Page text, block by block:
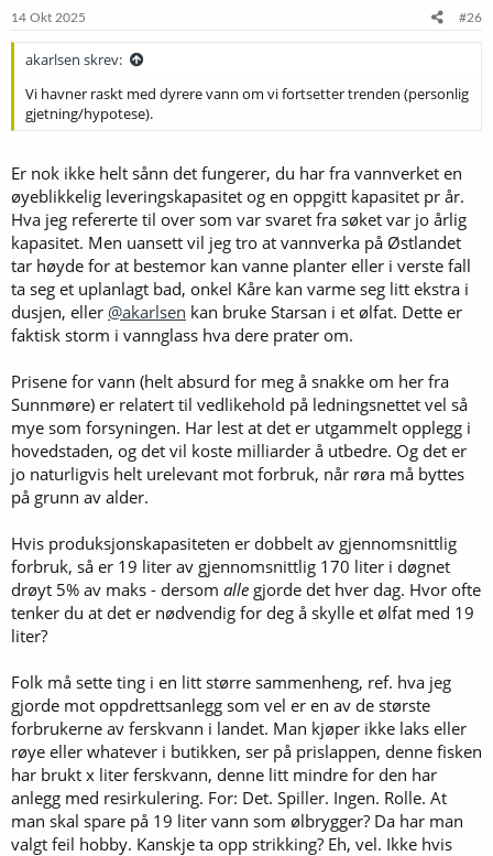
e
14 Okt 2025 #26
akarlsen skrev:
Vi havner raskt med dyrere vann om vi fortsetter trenden (personlig
gjetning/hypotese).
Er nok ikke helt sånn det fungerer, du har fra vannverket en
øyeblikkelig leveringskapasitet og en oppgitt kapasitet pr år.
Hva jeg refererte til over som var svaret fra søket var jo årlig
kapasitet. Men uansett vil jeg tro at vannverka på Østlandet
tar høyde for at bestemor kan vanne planter eller i verste fall
ta seg et uplanlagt bad, onkel Kåre kan varme seg litt ekstra i
dusjen, eller @akarlsen kan bruke Starsan i et ølfat. Dette er
faktisk storm i vannglass hva dere prater om.
Prisene for vann (helt absurd for meg å snakke om her fra
Sunnmøre) er relatert til vedlikehold på ledningsnettet vel så
mye som forsyningen. Har lest at det er utgammelt opplegg i
hovedstaden, og det vil koste milliarder å utbedre. Og det er
jo naturligvis helt urelevant mot forbruk, når røra må byttes
på grunn av alder.
Hvis produksjonskapasiteten er dobbelt av gjennomsnittlig
forbruk, så er 19 liter av gjennomsnittlig 170 liter i døgnet
drøyt 5% av maks - dersom alle gjorde det hver dag. Hvor ofte
tenker du at det er nødvendig for deg å skylle et ølfat med 19
liter?
Folk må sette ting i en litt større sammenheng, ref. hva jeg
gjorde mot oppdrettsanlegg som vel er en av de største
forbrukerne av ferskvann i landet. Man kjøper ikke laks eller
røye eller whatever i butikken, ser på prislappen, denne fisken
har brukt x liter ferskvann, denne litt mindre for den har
anlegg med resirkulering. For: Det. Spiller. Ingen. Rolle. At
man skal spare på 19 liter vann som ølbrygger? Da har man
valgt feil hobby. Kanskje ta opp strikking? Eh, vel. Ikke hvis